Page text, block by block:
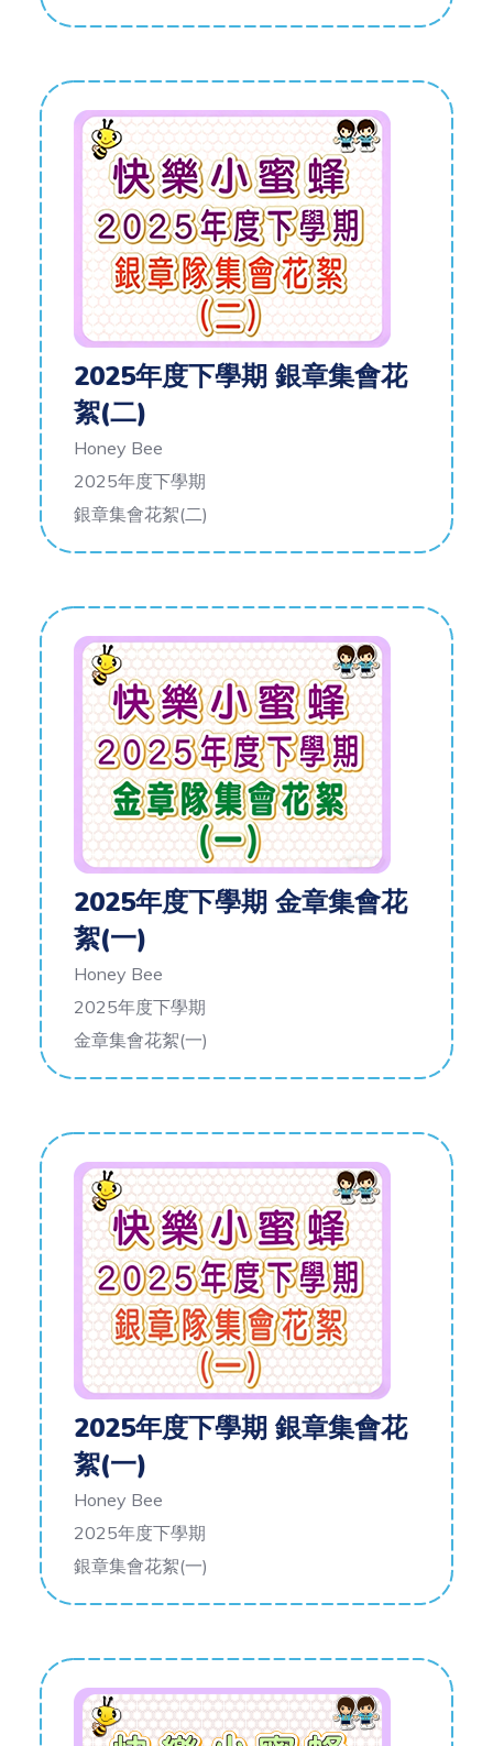
2025年度下學期 銀章集會花
絮(二)
Honey Bee
2025年度下學期
銀章集會花絮(二)
2025年度下學期 金章集會花
絮(一)
Honey Bee
2025年度下學期
金章集會花絮(一)
2025年度下學期 銀章集會花
絮(一)
Honey Bee
2025年度下學期
銀章集會花絮(一)